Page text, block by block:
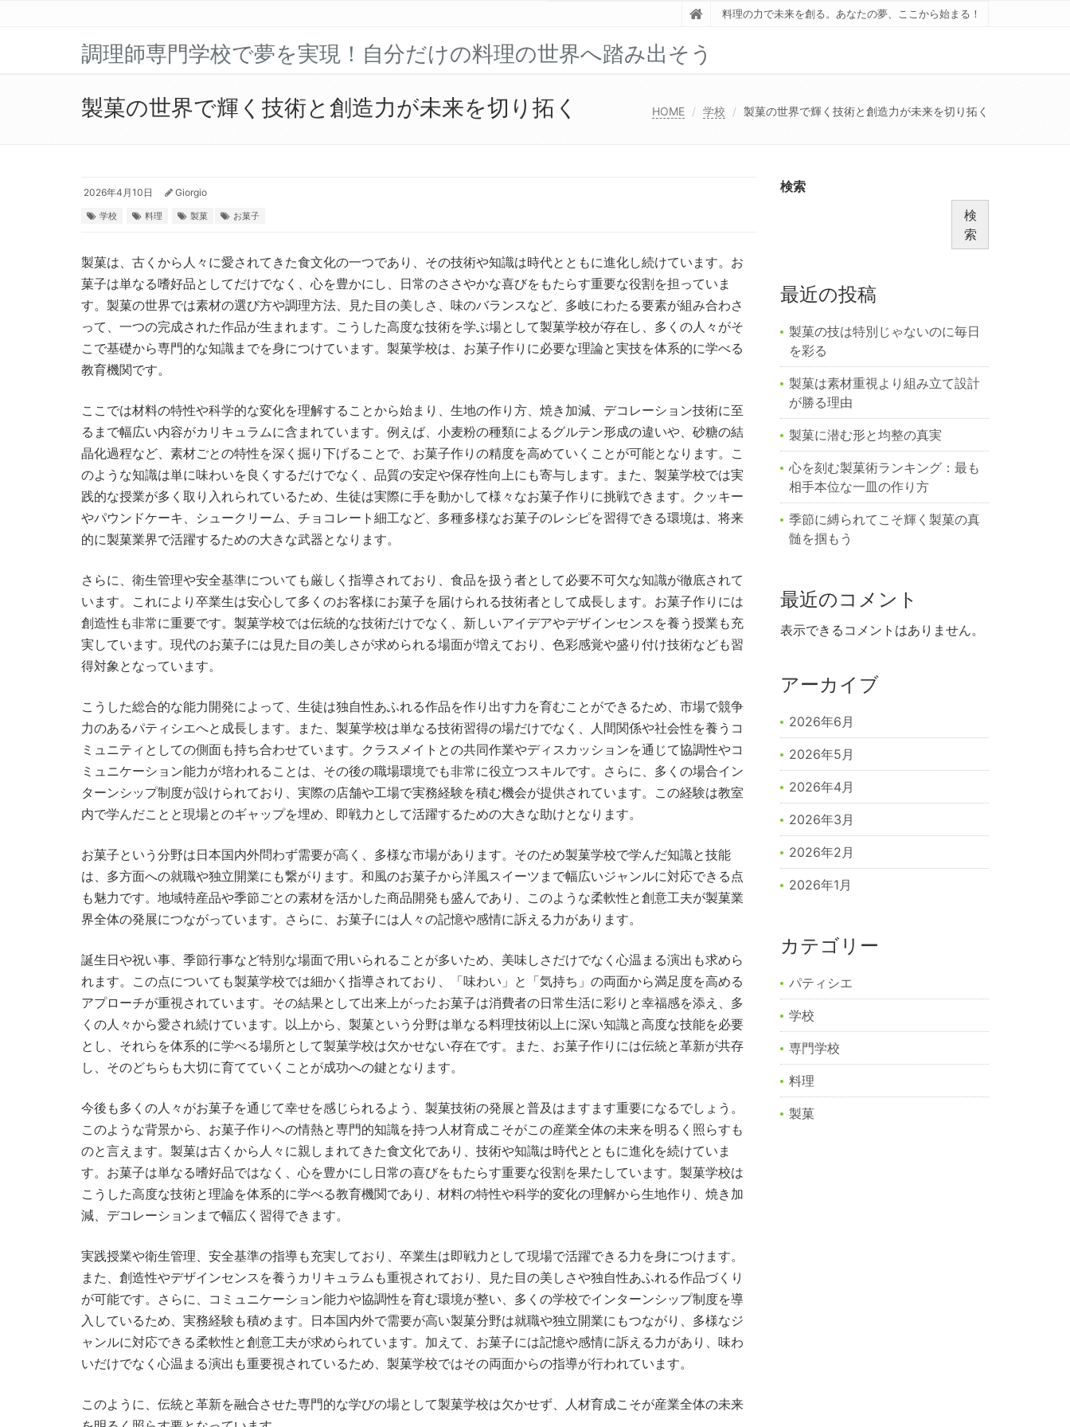
料理の力で未来を創る。あなたの夢、ここから始まる！
調理師専門学校で夢を実現！自分だけの料理の世界へ踏み出そう
製菓の世界で輝く技術と創造力が未来を切り拓く HOME 学校 製菓の世界で輝く技術と創造力が未来を切り拓く
2026年4月10日 Giorgio
学校 料理 製菓 お菓子
製菓は、古くから人々に愛されてきた食文化の一つであり、その技術や知識は時代とともに進化し続けています。 お
菓子は単なる嗜好品としてだけでなく、心を豊かにし、日常のささやかな喜びをもたらす重要な役割を担っていま
す。製菓の世界では素材の選び方や調理方法、見た目の美しさ、味のバランスなど、多岐にわたる要素が組み合わさ
って、一つの完成された作品が生まれます。こうした高度な技術を学ぶ場として製菓学校が存在し、多くの人々がそ
こで基礎から専門的な知識までを身につけています。製菓学校は、お菓子作りに必要な理論と実技を体系的に学べる
教育機関です。
ここでは材料の特性や科学的な変化を理解することから始まり、生地の作り方、焼き加減、デコレーション技術に至
るまで幅広い内容がカリキュラムに含まれています。例えば、小麦粉の種類によるグルテン形成の違いや、砂糖の結
晶化過程など、素材ごとの特性を深く掘り下げることで、お菓子作りの精度を高めていくことが可能となります。こ
のような知識は単に味わいを良くするだけでなく、品質の安定や保存性向上にも寄与します。また、製菓学校では実
践的な授業が多く取り入れられているため、生徒は実際に手を動かして様々なお菓子作りに挑戦できます。クッキー
やパウンドケーキ、シュークリーム、チョコレート細工など、多種多様なお菓子のレシピを習得できる環境は、将来
的に製菓業界で活躍するための大きな武器となります。
さらに、衛生管理や安全基準についても厳しく指導されており、食品を扱う者として必要不可欠な知識が徹底されて
います。これにより卒業生は安心して多くのお客様にお菓子を届けられる技術者として成長します。お菓子作りには
創造性も非常に重要です。製菓学校では伝統的な技術だけでなく、新しいアイデアやデザインセンスを養う授業も充
実しています。現代のお菓子には見た目の美しさが求められる場面が増えており、色彩感覚や盛り付け技術なども習
得対象となっています。
こうした総合的な能力開発によって、生徒は独自性あふれる作品を作り出す力を育むことができるため、市場で競争
力のあるパティシエへと成長します。また、製菓学校は単なる技術習得の場だけでなく、人間関係や社会性を養うコ
ミュニティとしての側面も持ち合わせています。クラスメイトとの共同作業やディスカッションを通じて協調性やコ
ミュニケーション能力が培われることは、その後の職場環境でも非常に役立つスキルです。さらに、多くの場合イン
ターンシップ制度が設けられており、実際の店舗や工場で実務経験を積む機会が提供されています。この経験は教室
内で学んだことと現場とのギャップを埋め、即戦力として活躍するための大きな助けとなります。
お菓子という分野は日本国内外問わず需要が高く、多様な市場があります。そのため製菓学校で学んだ知識と技能
は、多方面への就職や独立開業にも繋がります。和風のお菓子から洋風スイーツまで幅広いジャンルに対応できる点
も魅力です。地域特産品や季節ごとの素材を活かした商品開発も盛んであり、このような柔軟性と創意工夫が製菓業
界全体の発展につながっています。さらに、お菓子には人々の記憶や感情に訴える力があります。
誕生日や祝い事、季節行事など特別な場面で用いられることが多いため、美味しさだけでなく心温まる演出も求めら
れます。この点についても製菓学校では細かく指導されており、「味わい」と「気持ち」の両面から満足度を高める
アプローチが重視されています。その結果として出来上がったお菓子は消費者の日常生活に彩りと幸福感を添え、多
くの人々から愛され続けています。以上から、製菓という分野は単なる料理技術以上に深い知識と高度な技能を必要
とし、それらを体系的に学べる場所として製菓学校は欠かせない存在です。また、お菓子作りには伝統と革新が共存
し、そのどちらも大切に育てていくことが成功への鍵となります。
今後も多くの人々がお菓子を通じて幸せを感じられるよう、製菓技術の発展と普及はますます重要になるでしょう。
このような背景から、お菓子作りへの情熱と専門的知識を持つ人材育成こそがこの産業全体の未来を明るく照らすも
のと言えます。製菓は古くから人々に親しまれてきた食文化であり、技術や知識は時代とともに進化を続けていま
す。お菓子は単なる嗜好品ではなく、心を豊かにし日常の喜びをもたらす重要な役割を果たしています。製菓学校は
こうした高度な技術と理論を体系的に学べる教育機関であり、材料の特性や科学的変化の理解から生地作り、焼き加
減、デコレーションまで幅広く習得できます。
実践授業や衛生管理、安全基準の指導も充実しており、卒業生は即戦力として現場で活躍できる力を身につけます。
また、創造性やデザインセンスを養うカリキュラムも重視されており、見た目の美しさや独自性あふれる作品づくり
が可能です。さらに、コミュニケーション能力や協調性を育む環境が整い、多くの学校でインターンシップ制度を導
入しているため、実務経験も積めます。日本国内外で需要が高い製菓分野は就職や独立開業にもつながり、多様なジ
ャンルに対応できる柔軟性と創意工夫が求められています。加えて、お菓子には記憶や感情に訴える力があり、味わ
いだけでなく心温まる演出も重要視されているため、製菓学校ではその両面からの指導が行われています。
このように、伝統と革新を融合させた専門的な学びの場として製菓学校は欠かせず、人材育成こそが産業全体の未来
検索
検
索
最近の投稿
製菓の技は特別じゃないのに毎日
を彩る
製菓は素材重視より組み立て設計
が勝る理由
製菓に潜む形と均整の真実
心を刻む製菓術ランキング：最も
相手本位な一皿の作り方
季節に縛られてこそ輝く製菓の真
髄を掴もう
最近のコメント
表示できるコメントはありません。
アーカイブ
2026年6月
2026年5月
2026年4月
2026年3月
2026年2月
2026年1月
カテゴリー
パティシエ
学校
専門学校
料理
製菓